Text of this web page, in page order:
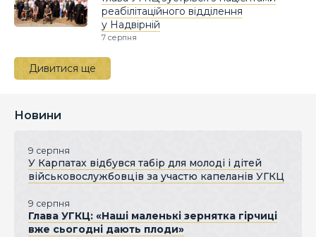
реабілітаційного відділення
у Надвірній
7 серпня
Дивитися ще
Новини
9 серпня
У Карпатах відбувся табір для молоді і дітей
військовослужбовців за участю капеланів УГКЦ
9 серпня
Глава УГКЦ: «Наші маленькі зернятка гірчиці
вже сьогодні дають плоди»